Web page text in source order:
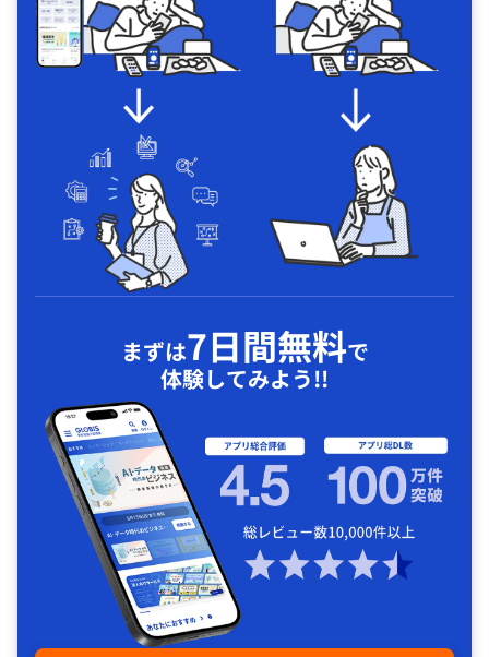
まずは7日間無料で
体験してみよう!!